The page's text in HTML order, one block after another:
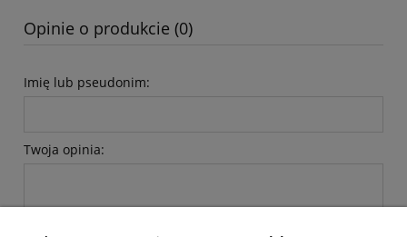
Opinie o produkcie (0)
Imię lub pseudonim:
Twoja opinia: